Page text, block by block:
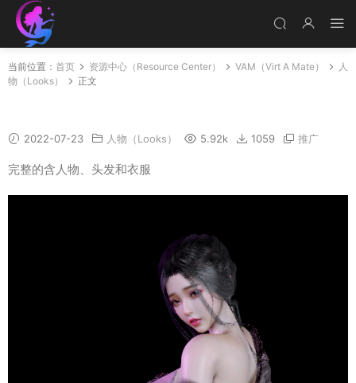
当前位置： 首页 资源中心（Resource Center） VAM（Virt A Mate）
人
物（Looks）
正文
2022-07-23 人物（Looks） 5.92k 1059 推广
完整的含人物、头发和衣服